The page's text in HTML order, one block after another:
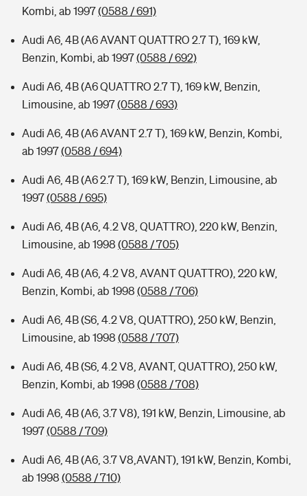
Kombi, ab 1997(0588 / 691)
Audi A6, 4B (A6 AVANT QUATTRO 2.7 T), 169 kW,
Benzin, Kombi, ab 1997(0588 / 692)
Audi A6, 4B (A6 QUATTRO 2.7 T), 169 kW, Benzin,
Limousine, ab 1997(0588 / 693)
Audi A6, 4B (A6 AVANT 2.7 T), 169 kW, Benzin, Kombi,
ab 1997(0588 / 694)
Audi A6, 4B (A6 2.7 T), 169 kW, Benzin, Limousine, ab
1997(0588 / 695)
Audi A6, 4B (A6, 4.2 V8, QUATTRO), 220 kW, Benzin,
Limousine, ab 1998 (0588 / 705)
Audi A6, 4B (A6, 4.2 V8, AVANT QUATTRO), 220 kW,
Benzin, Kombi, ab 1998 (0588 / 706)
Audi A6, 4B (S6, 4.2 V8, QUATTRO), 250 kW, Benzin,
Limousine, ab 1998 (0588 / 707)
Audi A6, 4B (S6, 4.2 V8, AVANT, QUATTRO), 250 kW,
Benzin, Kombi, ab 1998 (0588 / 708)
Audi A6, 4B (A6, 3.7 V8), 191 kW, Benzin, Limousine, ab
1997(0588 / 709)
Audi A6, 4B (A6, 3.7 V8,AVANT), 191 kW, Benzin, Kombi,
ab 1998 (0588 / 710)